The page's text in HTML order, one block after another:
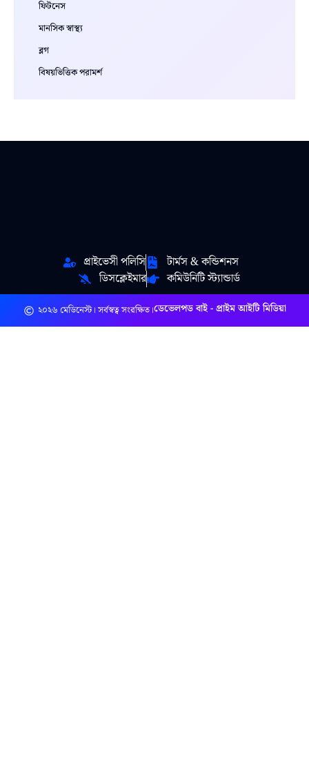
ফিটনেস
মানসিক স্বাস্থ্য
ব্লগ
বিষয়ভিত্তিক পরামর্শ
প্রাইভেসী পলিসি
টার্মস & কন্ডিশনস
ডিসক্লেইমার
কমিউনিটি স্ট্যান্ডার্ড
২০২৬ মেডিনেস্ট। সর্বস্বত্ব সংরক্ষিত।ডেভেলপড বাই - প্রাইম আইটি মিডিয়া